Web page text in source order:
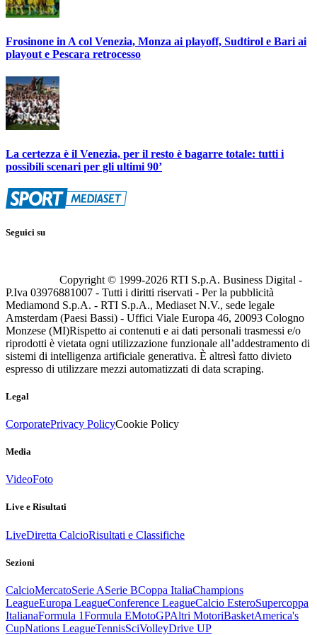
Frosinone in A col Venezia, Monza ai playoff, Sudtirol e Bari ai
playout e Pescara retrocesso
La certezza è il Venezia, per il resto è bagarre totale: tutti i
possibili scenari per gli ultimi 90’
Seguici su
Copyright © 1999-2026 RTI S.p.A. Business Digital -
P.Iva 03976881007 - Tutti i diritti riservati - Per la pubblicità
Mediamond S.p.A. - RTI S.p.A., Mediaset N.V., sede legale
Amsterdam (Paesi Bassi) - Uffici Viale Europa 46, 20093 Cologno
Monzese (MI)Rispetto ai contenuti e ai dati personali trasmessi e/o
riprodotti è vietata ogni utilizzazione funzionale all’addestramento di
sistemi di intelligenza artificiale generativa. È altresì fatto divieto
espresso di utilizzare mezzi automatizzati di data scraping.
Legal
CorporatePrivacy PolicyCookie Policy
Media
VideoFoto
Live e Risultati
LiveDiretta CalcioRisultati e Classifiche
Sezioni
CalcioMercatoSerie ASerie BCoppa ItaliaChampions
LeagueEuropa LeagueConference LeagueCalcio EsteroSupercoppa
ItalianaFormula 1Formula EMotoGPAltri MotoriBasketAmerica's
CupNations LeagueTennisSciVolleyDrive UP